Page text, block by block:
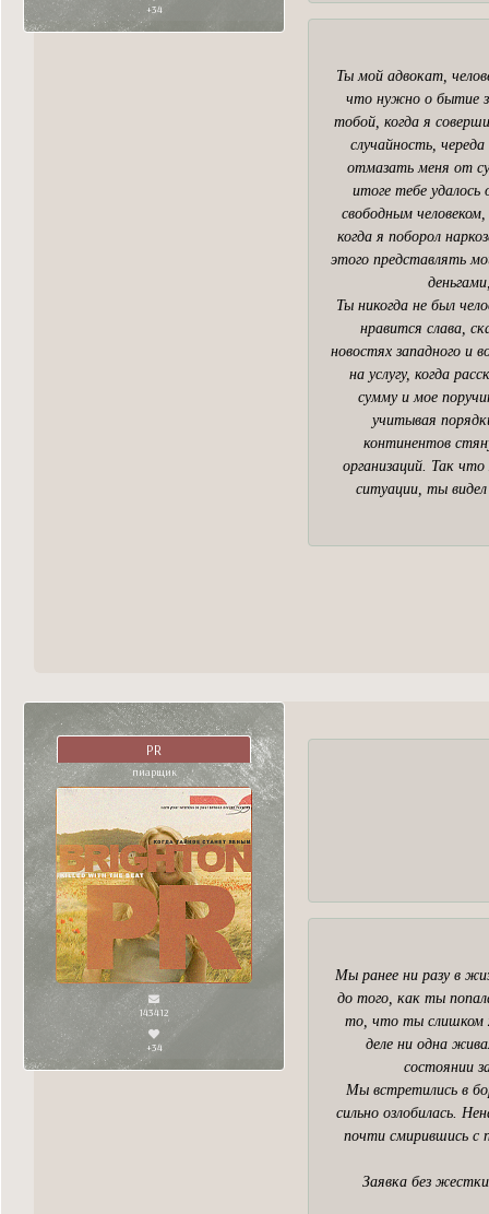
+34
Ты мой адвокат,
что нужно о бытие
тобой, когда я
случайность,
отмазать меня от
итоге тебе удалось
свободным
когда я поборол
этого представлять
Ты никогда не был
нравится слава,
новостях западного и
на услугу, когда
сумму и мое
учитывая
континентов
организаций. Так
ситуации, ты
PR
пиарщик
143412
+34
Мы ранее ни разу в
до того, как ты
то, что ты слишком
деле ни одна
состоянии
Мы встретились в
сильно озлобилась.
почти смирившись с
Заявка без